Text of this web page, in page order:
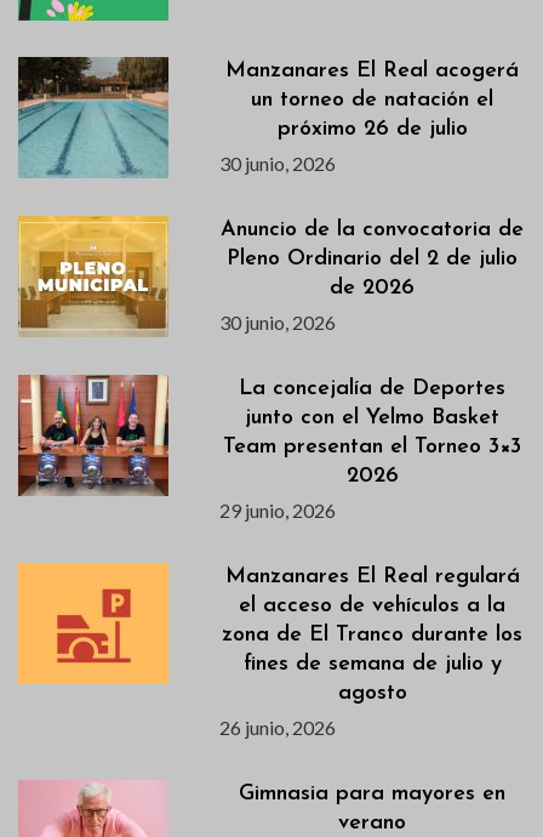
Manzanares El Real acogerá
un torneo de natación el
próximo 26 de julio
30 junio, 2026
Anuncio de la convocatoria de
Pleno Ordinario del 2 de julio
de 2026
30 junio, 2026
La concejalía de Deportes
junto con el Yelmo Basket
Team presentan el Torneo 3×3
2026
29 junio, 2026
Manzanares El Real regulará
el acceso de vehículos a la
zona de El Tranco durante los
fines de semana de julio y
agosto
26 junio, 2026
Gimnasia para mayores en
verano